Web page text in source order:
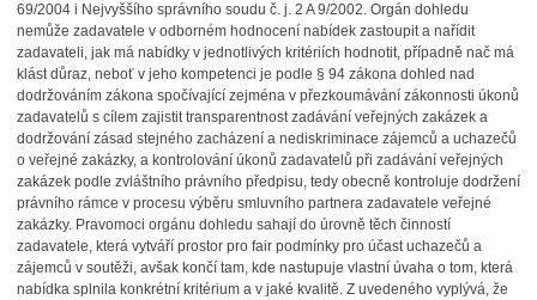
69/2004 i Nejvyššího správního soudu č. j. 2 A 9/2002. Orgán dohledu
nemůže zadavatele v odborném hodnocení nabídek zastoupit a nařídit
zadavateli, jak má nabídky v jednotlivých kritériích hodnotit, případně nač má
klást důraz, neboť v jeho kompetenci je podle § 94 zákona dohled nad
dodržováním zákona spočívající zejména v přezkoumávání zákonnosti úkonů
zadavatelů s cílem zajistit transparentnost zadávání veřejných zakázek a
dodržování zásad stejného zacházení a nediskriminace zájemců a uchazečů
o veřejné zakázky, a kontrolování úkonů zadavatelů při zadávání veřejných
zakázek podle zvláštního právního předpisu, tedy obecně kontroluje dodržení
právního rámce v procesu výběru smluvního partnera zadavatele veřejné
zakázky. Pravomoci orgánu dohledu sahají do úrovně těch činností
zadavatele, která vytváří prostor pro fair podmínky pro účast uchazečů a
zájemců v soutěži, avšak končí tam, kde nastupuje vlastní úvaha o tom, která
nabídka splnila konkrétní kritérium a v jaké kvalitě. Z uvedeného vyplývá, že